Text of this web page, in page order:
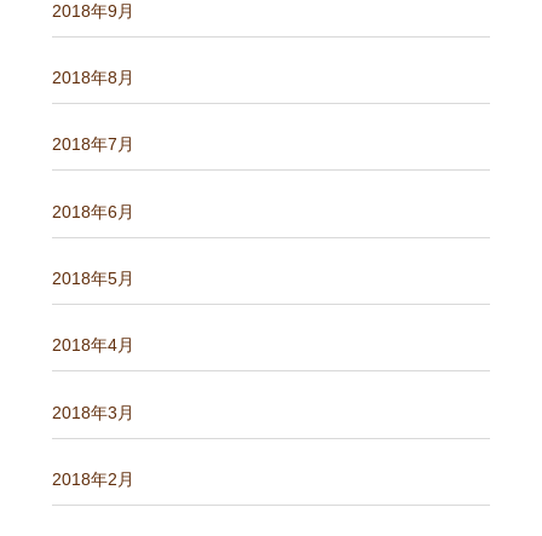
2018年9月
2018年8月
2018年7月
2018年6月
2018年5月
2018年4月
2018年3月
2018年2月